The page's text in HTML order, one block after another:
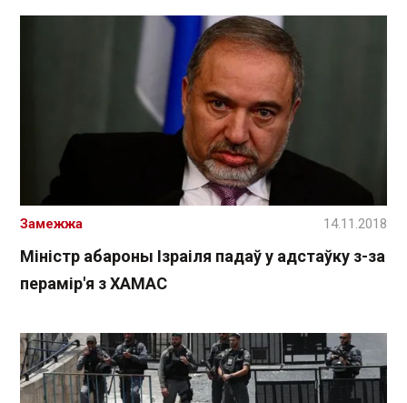
Міністр абароны Ізраіля падаў у адстаўку з-за
перамір'я з ХАМАС
Замежжа 14.11.2018